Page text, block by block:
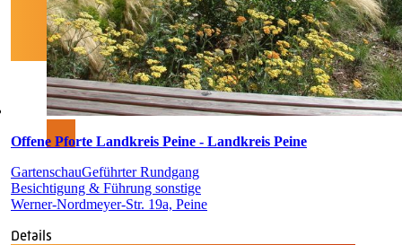
Offene Pforte Landkreis Peine - Landkreis Peine
GartenschauGeführter Rundgang
Besichtigung & Führung sonstige
Werner-Nordmeyer-Str. 19a, Peine
Details